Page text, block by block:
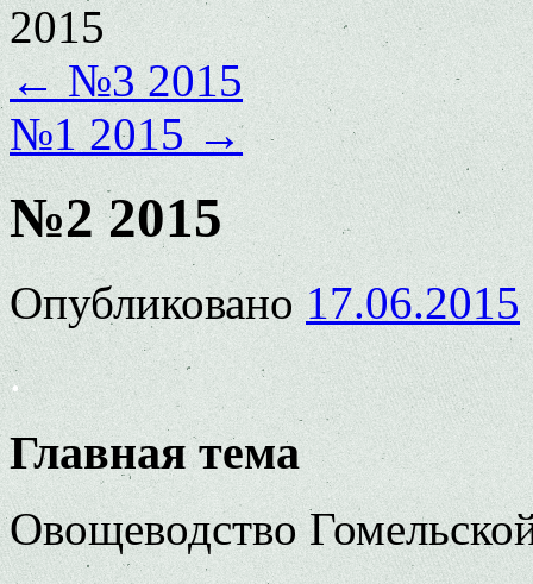
2015
←№3 2015
№1 2015→
№2 2015
Опубликовано 17.06.2015
.
Главная тема
Овощеводство